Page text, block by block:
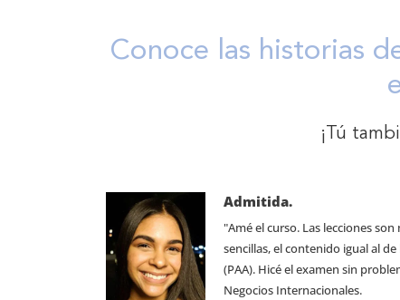
Conoce las historias
¡Tú
Admitida.
"Amé el curso. Las lecciones
sencillas, el contenido igual al
(PAA). Hicé el examen sin
Negocios Internacionales.